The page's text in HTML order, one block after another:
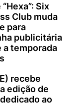
Six
Club muda
para
publicitária
a temporada
recebe
edição de
ao